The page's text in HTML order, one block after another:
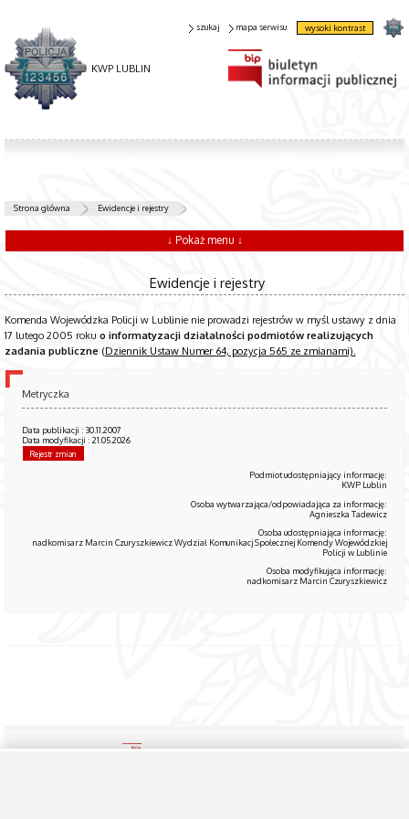
KWP LUBLIN
szukaj mapa serwisu wysoki kontrast
Strona główna Ewidencje i rejestry
↓ Pokaż menu ↓
Ewidencje i rejestry
Komenda Wojewódzka Policji w Lublinie nie prowadzi rejestrów w myśl ustawy z dnia
17 lutego 2005 roku o informatyzacji działalności podmiotów realizujących
zadania publiczne (Dziennik Ustaw Numer 64, pozycja 565 ze zmianami).
Metryczka
Data publikacji : 30.11.2007
Data modyfikacji : 21.05.2026
Rejestr zmian
Podmiot udostępniający informację:
KWP Lublin
Osoba wytwarzająca/odpowiadająca za informację:
Agnieszka Tadewicz
Osoba udostępniająca informację:
nadkomisarz Marcin Czuryszkiewicz Wydział Komunikacj Społecznej Komendy Wojewódzkiej
Policji w Lublinie
Osoba modyfikująca informację:
nadkomisarz Marcin Czuryszkiewicz
Biuletyn Informacji Publicznej